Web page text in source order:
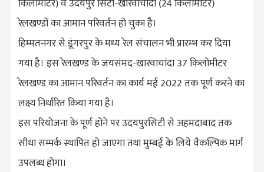
किलोमीटर) व उदयपुर सिटी-खारवाचांदा (24 किलोमीटर)
रेलखण्डों का आमान परिवर्तन हो चुका है।
हिम्मतनगर से डूंगरपुर के मध्य रेल संचालन भी प्रारम्भ कर दिया
गया है। इस रेलखण्ड के जयसंमद-खारवाचांदा 37 किलोमीटर
रेलखण्ड का आमान परिवर्तन का कार्य मई 2022 तक पूर्ण करने का
लक्ष्य निर्धारित किया गया है।
इस परियोजना के पूर्ण होने पर उदयपुरसिटी से अहमदाबाद तक
सीधा सम्पर्क स्थापित हो जाएगा तथा मुम्बई के लिये वैकल्पिक मार्ग
उपलब्ध होगा।